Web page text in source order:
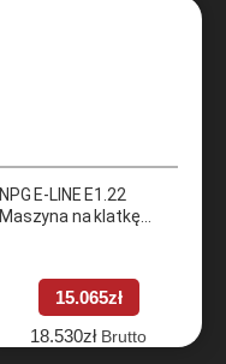
NPG E-LINE E1.22
Maszyna na klatkę
15.065zł
18.530zł Brutto